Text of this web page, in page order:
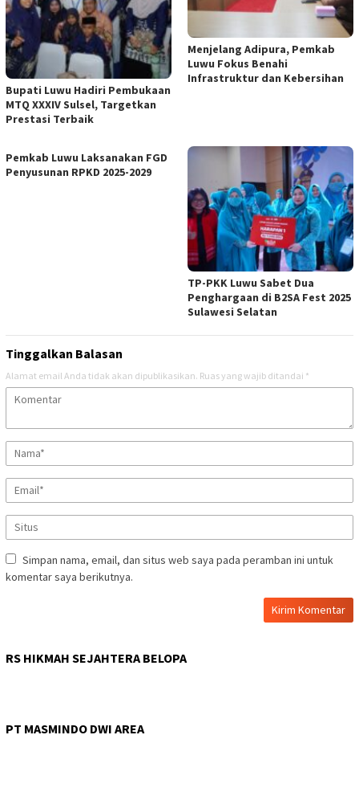
Bupati Luwu Hadiri Pembukaan
MTQ XXXIV Sulsel, Targetkan
Prestasi Terbaik
Menjelang Adipura, Pemkab
Luwu Fokus Benahi
Infrastruktur dan Kebersihan
Pemkab Luwu Laksanakan FGD
Penyusunan RPKD 2025-2029
TP-PKK Luwu Sabet Dua
Penghargaan di B2SA Fest 2025
Sulawesi Selatan
Tinggalkan Balasan
Alamat email Anda tidak akan dipublikasikan. Ruas yang wajib ditandai *
Simpan nama, email, dan situs web saya pada peramban ini untuk
komentar saya berikutnya.
RS HIKMAH SEJAHTERA BELOPA
PT MASMINDO DWI AREA